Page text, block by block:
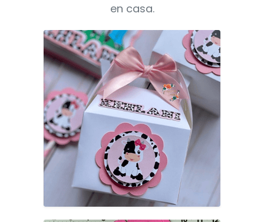
en casa.